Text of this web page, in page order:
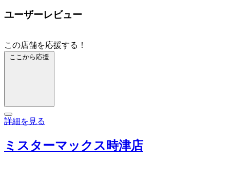
ユーザーレビュー
この店舗を応援する！
ここから応援
詳細を見る
ミスターマックス時津店